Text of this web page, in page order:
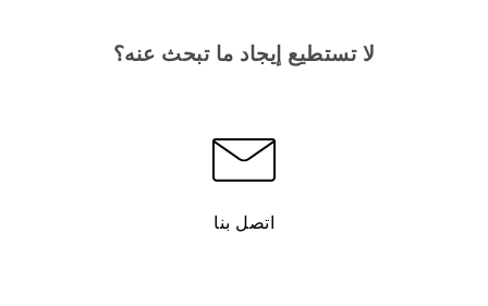
لا تستطيع إيجاد ما تبحث عنه؟
اتصل بنا